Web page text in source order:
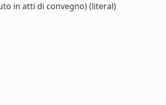
in atti di convegno) (literal)